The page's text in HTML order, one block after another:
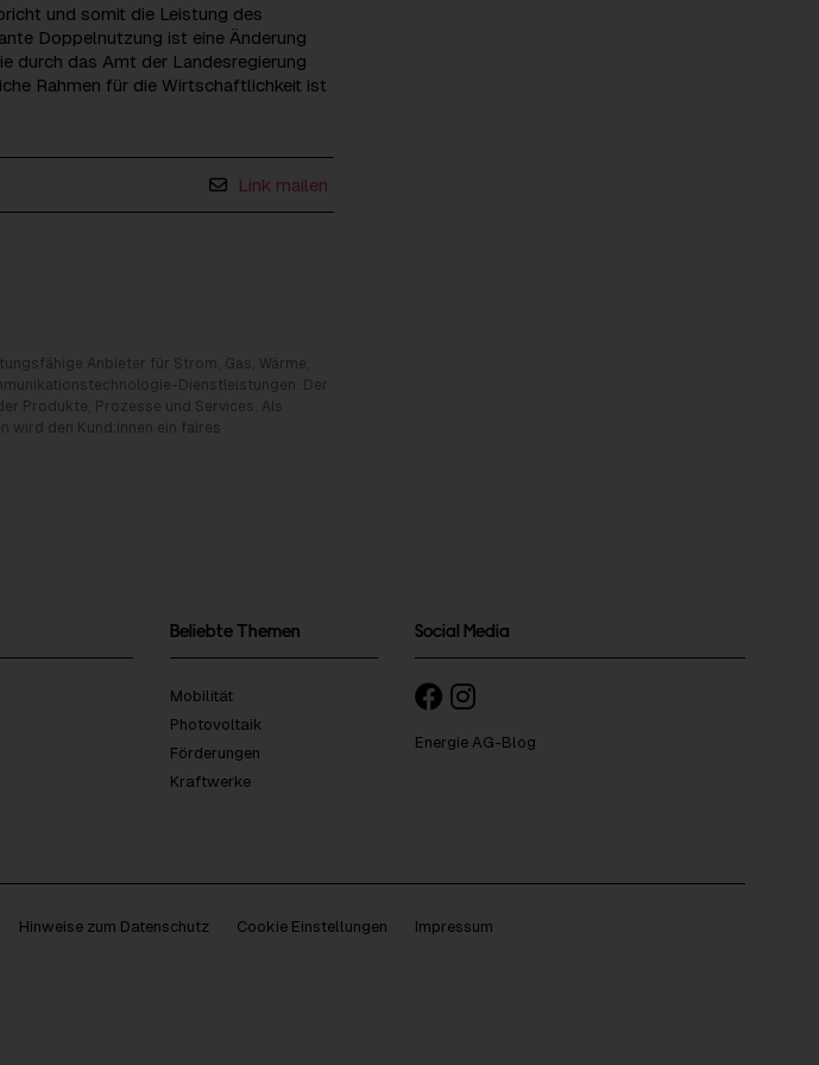
und somit die Leistung des
Doppelnutzung ist eine Änderung
durch das Amt der Landesregierung
Rahmen für die Wirtschaftlichkeit ist
Link mailen
Anbieter für Strom, Gas, Wärme,
Dienstleistungen. Der
Produkte, Prozesse und Services. Als
wird den Kund:innen ein faires
Beliebte Themen
Mobilität
Photovoltaik
Förderungen
Kraftwerke
Social Media
Energie AG-Blog
Hinweise zum Datenschutz Cookie Einstellungen Impressum